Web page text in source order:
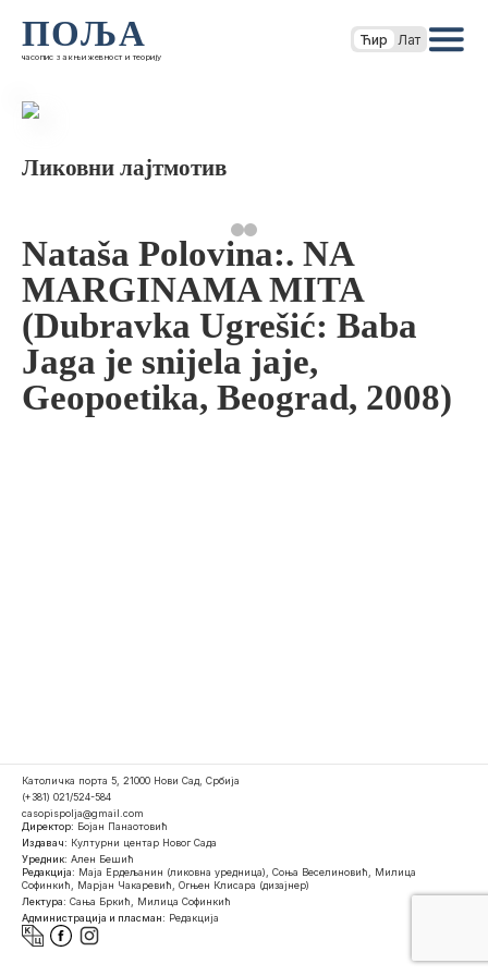
ПОЉА
часопис за књижевност и теорију
Ћир Лат
Ликовни лајтмотив
Nataša Polovina:. NA
MARGINAMA MITA
(Dubravka Ugrešić: Baba
Jaga je snijela jaje,
Geopoetika, Beograd, 2008)
Католичка порта 5, 21000 Нови Сад, Србија
(+381) 021/524-584
casopispolja@gmail.com
Директор: Бојан Панаотовић
Издавач: Културни центар Новог Сада
Уредник: Ален Бешић
Редакција: Маја Ердељанин (ликовна уредница), Соња Веселиновић, Милица
Софинкић, Марјан Чакаревић, Огњен Клисара (дизајнер)
Лектура: Сања Бркић, Милица Софинкић
Администрација и пласман: Редакција